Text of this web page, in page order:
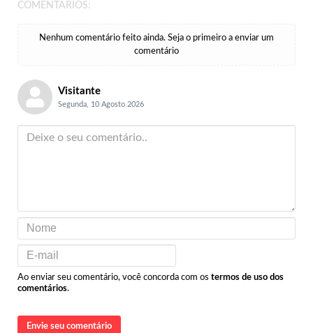
COMENTÁRIOS:
Nenhum comentário feito ainda. Seja o primeiro a enviar um
comentário
Visitante
Segunda, 10 Agosto 2026
Ao enviar seu comentário, você concorda com os termos de uso dos
comentários.
Envie seu comentário